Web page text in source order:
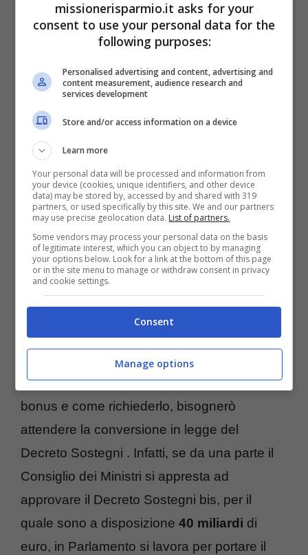
così il versamento dell’assegno di
mantenimento.
Leggi anche:Pro player, quanto
guadagnano i giocatori professionisti su
Fortnite
Come richiederlo
Per sapere come fare ad avere accesso al
bonus e come richiederlo, bisognerò
attendere la conversione in legge del
Decreto Sostegni . Infatti, se da una parte il
Consiglio dei Ministri si appresta ad
approvare il Decreto Sostegni bis, per il
quale sono a disposizione 40 miliardi di
euro, in Parlamento si lavora per portare il
missionerisparmio.it asks for your
consent to use your personal data for the
following purposes:
Personalised advertising and content, advertising and
content measurement, audience research and
services development
Store and/or access information on a device
Learn more
Your personal data will be processed and information from
your device (cookies, unique identifiers, and other device
data) may be stored by, accessed by and shared with 319
partners, or used specifically by this site. We and our partners
may use precise geolocation data. List of partners.
Some vendors may process your personal data on the basis
of legitimate interest, which you can object to by managing
your options below. Look for a link at the bottom of this page
or in the site menu to manage or withdraw consent in privacy
and cookie settings.
Consent
Manage options